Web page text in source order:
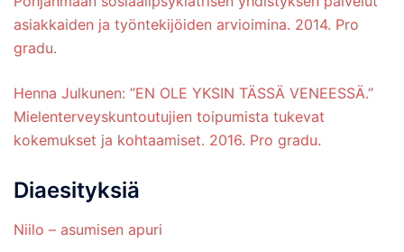
asiakkaiden ja työntekijöiden arvioimina. 2014. Pro
gradu.
Henna Julkunen: ”EN OLE YKSIN TÄSSÄ VENEESSÄ.”
Mielenterveyskuntoutujien toipumista tukevat
kokemukset ja kohtaamiset. 2016. Pro gradu.
Diaesityksiä
Niilo – asumisen apuri